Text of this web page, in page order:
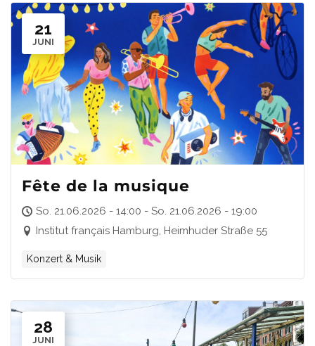
21
JUNI
Fête de la musique
So. 21.06.2026 - 14:00 - So. 21.06.2026 - 19:00
Institut français Hamburg, Heimhuder Straße 55
Konzert & Musik
28
JUNI